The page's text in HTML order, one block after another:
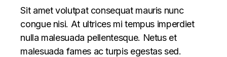
Sit amet volutpat consequat mauris nunc
congue nisi. At ultrices mi tempus imperdiet
nulla malesuada pellentesque. Netus et
malesuada fames ac turpis egestas sed.